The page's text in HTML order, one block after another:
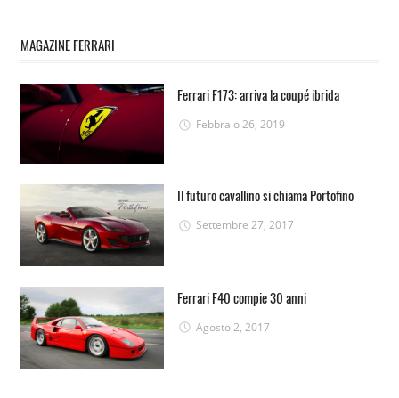
MAGAZINE FERRARI
Ferrari F173: arriva la coupé ibrida
Febbraio 26, 2019
Il futuro cavallino si chiama Portofino
Settembre 27, 2017
Ferrari F40 compie 30 anni
Agosto 2, 2017